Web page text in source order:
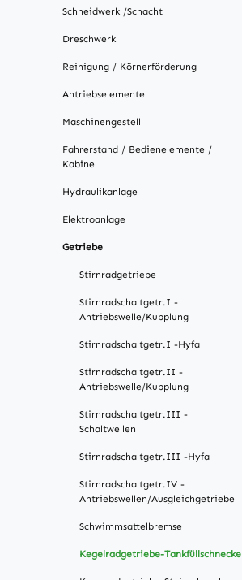
Schneidwerk /Schacht
Dreschwerk
Reinigung / Körnerförderung
Antriebselemente
Maschinengestell
Fahrerstand / Bedienelemente /
Kabine
Hydraulikanlage
Elektroanlage
Getriebe
Stirnradgetriebe
Stirnradschaltgetr.I -
Antriebswelle/Kupplung
Stirnradschaltgetr.I -Hyfa
Stirnradschaltgetr.II -
Antriebswelle/Kupplung
Stirnradschaltgetr.III -
Schaltwellen
Stirnradschaltgetr.III -Hyfa
Stirnradschaltgetr.IV -
Antriebswellen/Ausgleichgetriebe
Schwimmsattelbremse
Kegelradgetriebe-Tankfüllschnecke